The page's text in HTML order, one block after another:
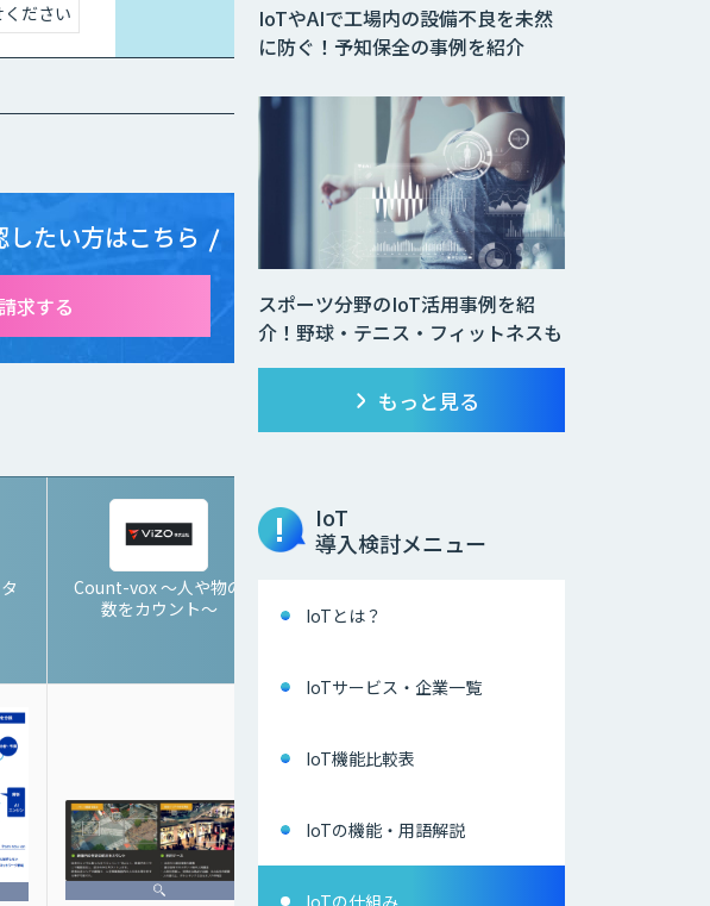
ください
たい方はこちら
求する
Count-vox 〜人や物の
数をカウント〜
ゲームを操作〜
IoTやAIで工場内の設備不良を未然
に防ぐ！予知保全の事例を紹介
スポーツ分野のIoT活用事例を紹
介！野球・テニス・フィットネスも
もっと見る
IoT
導入検討メニュー
IoTとは？
IoTサービス・企業一覧
IoT機能比較表
IoTの機能・用語解説